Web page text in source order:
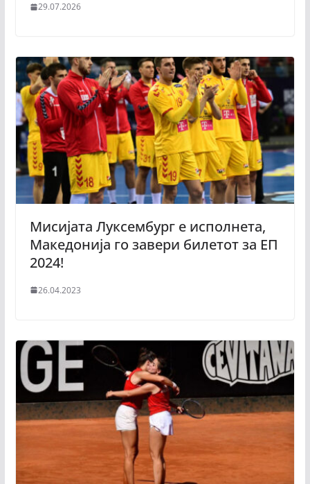
29.07.2026
Мисијата Луксембург е исполнета,
Македонија го завери билетот за ЕП
2024!
26.04.2023